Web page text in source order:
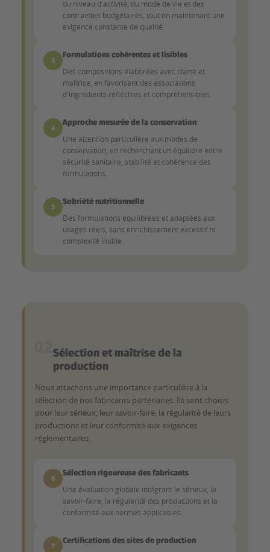
du niveau d'activité, du mode de vie et des
contraintes budgétaires, tout en maintenant une
exigence constante de qualité.
3 Formulations cohérentes et lisibles
Des compositions élaborées avec clarté et
maîtrise, en favorisant des associations
d'ingrédients réfléchies et compréhensibles.
4 Approche mesurée de la conservation
Une attention particulière aux modes de
conservation, en recherchant un équilibre entre
sécurité sanitaire, stabilité et cohérence des
formulations.
5 Sobriété nutritionnelle
Des formulations équilibrées et adaptées aux
usages réels, sans enrichissement excessif ni
complexité inutile.
Sélection et maîtrise de la
production
Nous attachons une importance particulière à la
sélection de nos fabricants partenaires. Ils sont choisis
pour leur sérieux, leur savoir-faire, la régularité de leurs
productions et leur conformité aux exigences
réglementaires.
6 Sélection rigoureuse des fabricants
Une évaluation globale intégrant le sérieux, le
savoir-faire, la régularité des productions et la
conformité aux normes applicables.
7 Certifications des sites de production